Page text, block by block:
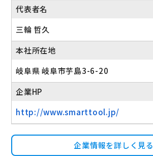
代表者名
三輪 哲久
本社所在地
岐阜県 岐阜市芋島3-6-20
企業HP
http://www.smarttool.jp/
企業情報を詳しく見る